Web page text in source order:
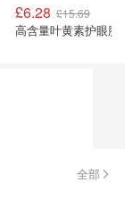
£6.28 £15.69
高含量叶黄素护眼胶
全部